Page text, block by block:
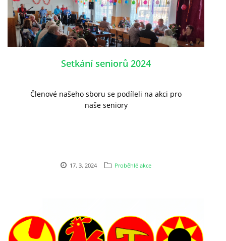
Setkání seniorů 2024
Členové našeho sboru se podíleli na akci pro
naše seniory
17. 3. 2024 Proběhlé akce